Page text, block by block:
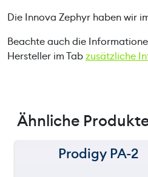
e
Die Innova Zephyr haben wir
Beachte auch die
Hersteller im Tabzusätzliche
Ähnliche
150 mProdigy PA-2